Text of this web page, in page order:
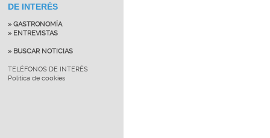
DE INTERÉS
» GASTRONOMÍA
» ENTREVISTAS
» BUSCAR NOTICIAS
TELÉFONOS DE INTERÉS
Política de cookies